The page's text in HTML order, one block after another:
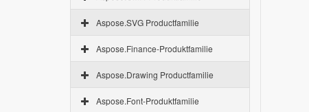
Aspose.SVG Productfamilie
Aspose.Finance-Produktfamilie
Aspose.Drawing Productfamilie
Aspose.Font-Produktfamilie